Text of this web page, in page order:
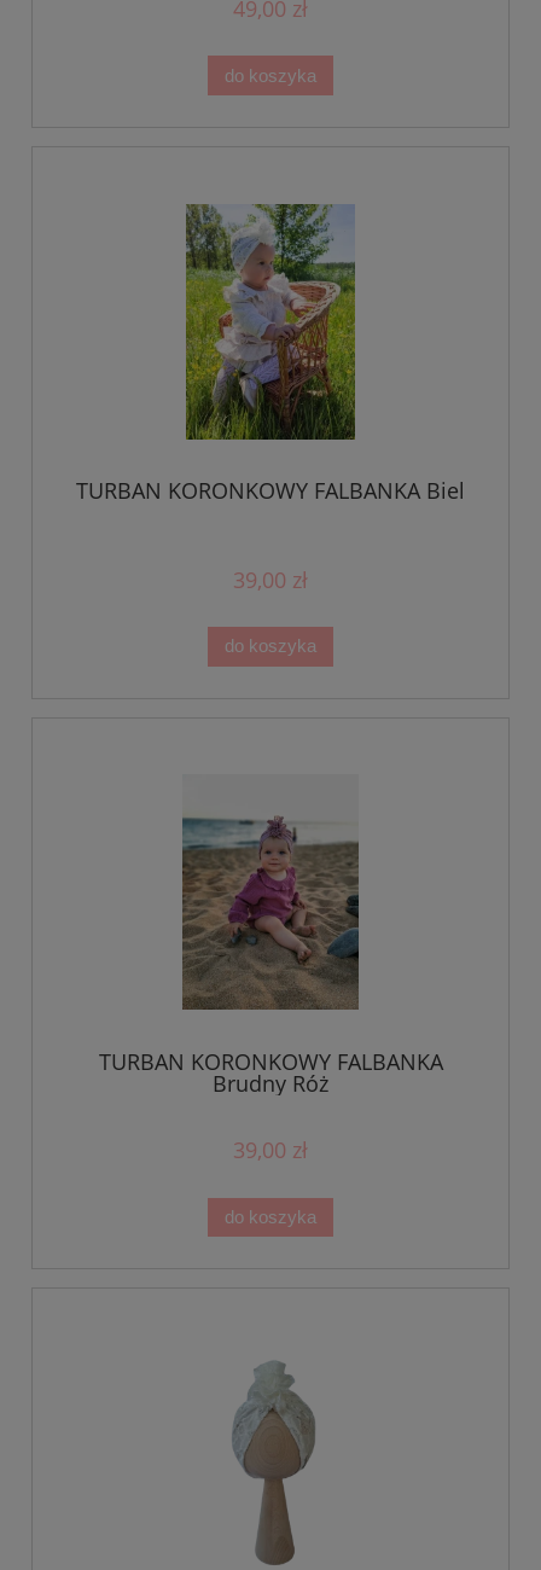
49,00 zł
do koszyka
TURBAN KORONKOWY FALBANKA Biel
39,00 zł
do koszyka
TURBAN KORONKOWY FALBANKA
Brudny Róż
39,00 zł
do koszyka